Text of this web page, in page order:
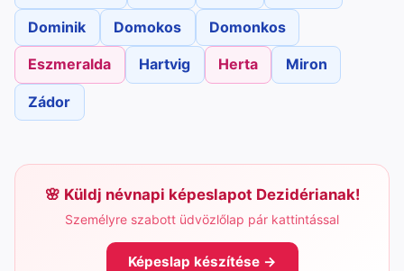
Dominik Domokos Domonkos
Eszmeralda Hartvig Herta Miron
Zádor
Küldj névnapi képeslapot Dezidérianak!
Személyre szabott üdvözlőlap pár kattintással
Képeslap készítése →